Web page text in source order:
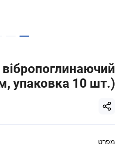
упаковка 10 шт.)
מפרט